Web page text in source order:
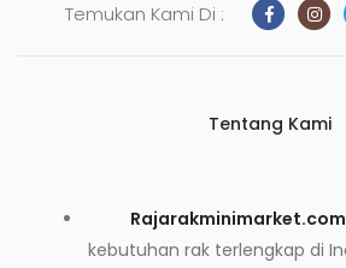
Temukan Kami Di :
Tentang Kami
Rajarakminimarket.com
kebutuhan rak terlengkap di